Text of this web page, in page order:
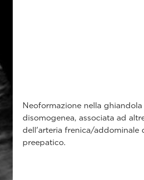
Neoformazione nella
disomogenea, associata ad
dell'arteria frenica/addominale
preepatico.